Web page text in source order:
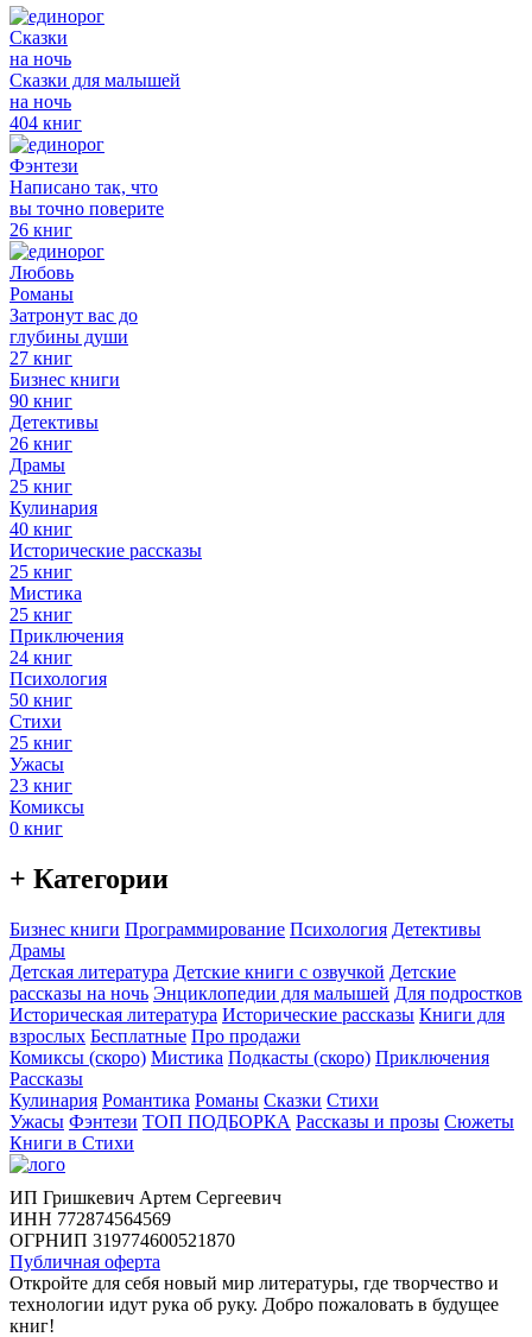
Сказки
на ночь
Сказки для малышей
на ночь
404 книг
Фэнтези
Написано так, что
вы точно поверите
26 книг
Любовь
Романы
Затронут вас до
глубины души
27 книг
Бизнес книги
90 книг
Детективы
26 книг
Драмы
25 книг
Кулинария
40 книг
Исторические рассказы
25 книг
Мистика
25 книг
Приключения
24 книг
Психология
50 книг
Стихи
25 книг
Ужасы
23 книг
Комиксы
0 книг
+ Категории
Бизнес книги Программирование Психология Детективы
Драмы
Детская литература Детские книги с озвучкой Детские
рассказы на ночь Энциклопедии для малышей Для подростков
Историческая литература Исторические рассказы Книги для
взрослых Бесплатные Про продажи
Комиксы (скоро) Мистика Подкасты (скоро) Приключения
Рассказы
Кулинария Романтика Романы Сказки Стихи
Ужасы Фэнтези ТОП ПОДБОРКА Рассказы и прозы Сюжеты
Книги в Стихи
ИП Гришкевич Артем Сергеевич
ИНН 772874564569
ОГРНИП 319774600521870
Публичная оферта
Откройте для себя новый мир литературы, где творчество и
технологии идут рука об руку. Добро пожаловать в будущее
книг!